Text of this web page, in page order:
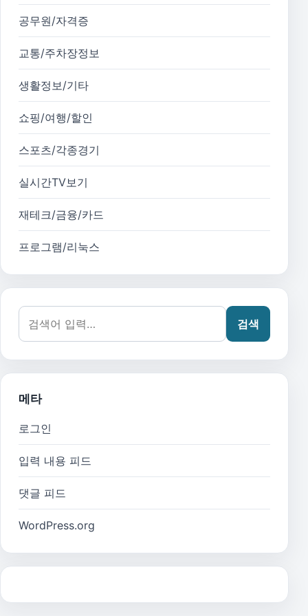
공무원/자격증
교통/주차장정보
생활정보/기타
쇼핑/여행/할인
스포츠/각종경기
실시간TV보기
재테크/금융/카드
프로그램/리눅스
검색어:
검색
메타
로그인
입력 내용 피드
댓글 피드
WordPress.org